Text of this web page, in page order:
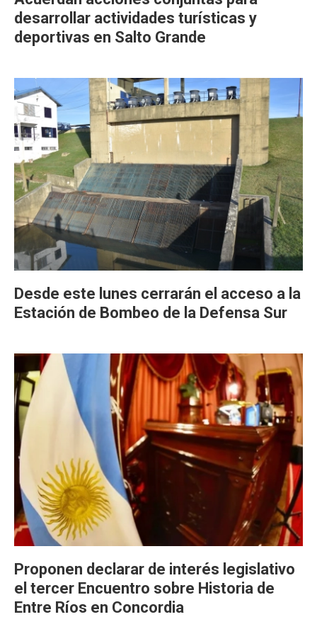
desarrollar actividades turísticas y
deportivas en Salto Grande
Desde este lunes cerrarán el acceso a la
Estación de Bombeo de la Defensa Sur
Proponen declarar de interés legislativo
el tercer Encuentro sobre Historia de
Entre Ríos en Concordia